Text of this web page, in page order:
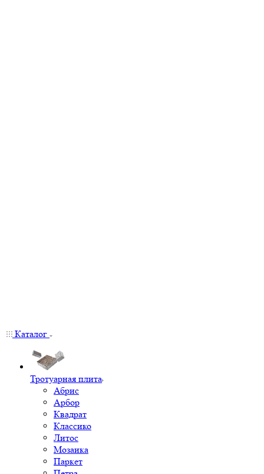
Каталог
Тротуарная плита
Абрис
Арбор
Квадрат
Классико
Литос
Мозаика
Паркет